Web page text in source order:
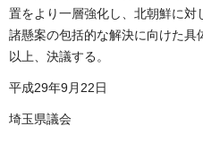
置をより一層強化し、北朝鮮に対
諸懸案の包括的な解決に向けた具
以上、決議する。
平成29年9月22日
埼玉県議会